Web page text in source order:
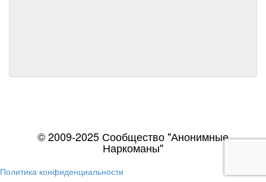
© 2009-2025 Сообщество "Анонимные
Наркоманы"
Политика конфиденциальности